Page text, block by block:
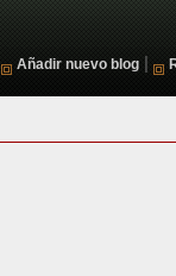
Añadir nuevo blog